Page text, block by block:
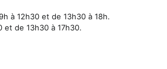
à 12h30 et de 13h30 à 18h.
et de 13h30 à 17h30.